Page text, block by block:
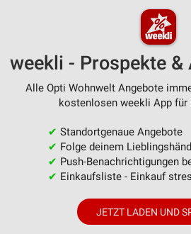
weekli - Prospekte &
Alle Opti Wohnwelt Angebote
kostenlosen weekli App für
✔ Standortgenaue Angebote
✔ Folge deinem
✔ Push-Benachrichtigungen
✔ Einkaufsliste - Einkauf
JETZT LADEN UND